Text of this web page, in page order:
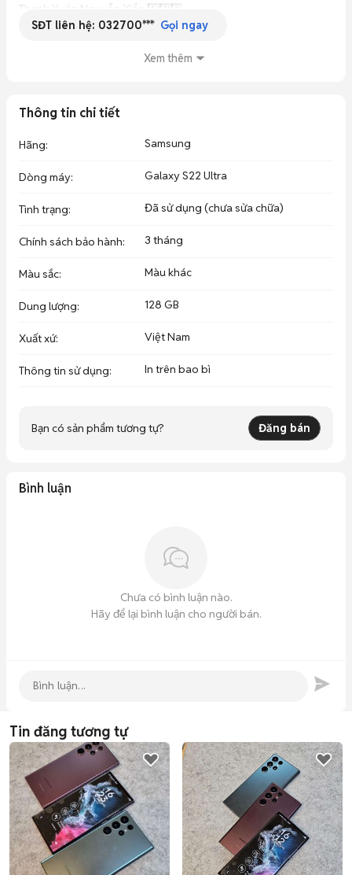
Thanh Xuân Nguyễn Xiển 1️⃣7️⃣3️⃣
- Mình có ship nội thành và cod toàn quốc có cọc
SĐT liên hệ: 032700*** Gọi ngay
Xem thêm
Thông tin chi tiết
Hãng: Samsung
Dòng máy: Galaxy S22 Ultra
Tình trạng: Đã sử dụng (chưa sửa chữa)
Chính sách bảo hành: 3 tháng
Màu sắc: Màu khác
Dung lượng: 128 GB
Xuất xứ: Việt Nam
Thông tin sử dụng: In trên bao bì
Bạn có sản phẩm tương tự? Đăng bán
Bình luận
Chưa có bình luận nào.
Hãy để lại bình luận cho người bán.
Tin đăng tương tự